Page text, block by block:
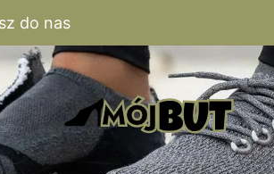
do nas